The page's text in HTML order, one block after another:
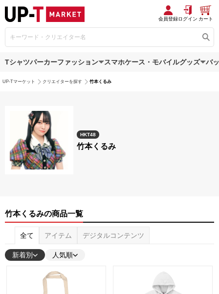
会員登録ログイン カート
Tシャツパーカーファッション スマホケース・モバイルグッズ バ
UP-Tマーケット クリエイターを探す 竹本くるみ
HKT48
竹本くるみ
竹本くるみの商品一覧
全て アイテム デジタルコンテンツ
新着別 人気順